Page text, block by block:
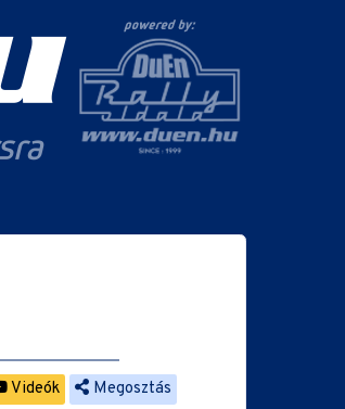
Videók Megosztás